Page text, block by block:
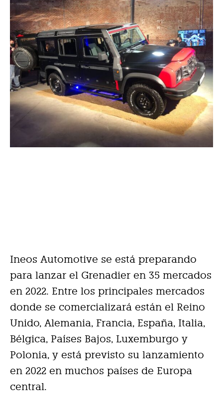
Ineos Automotive se está preparando
para lanzar el Grenadier en 35 mercados
en 2022. Entre los principales mercados
donde se comercializará están el Reino
Unido, Alemania, Francia, España, Italia,
Bélgica, Países Bajos, Luxemburgo y
Polonia, y está previsto su lanzamiento
en 2022 en muchos países de Europa
central.